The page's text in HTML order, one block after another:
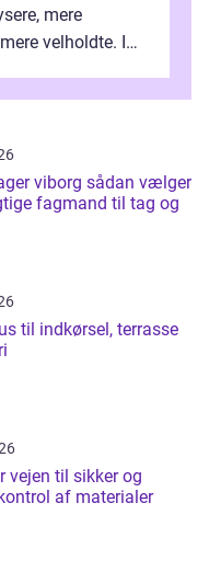
mere
velholdte. I
sådan vælger
fagmand til tag og
til indkørsel, terrasse
af materialer